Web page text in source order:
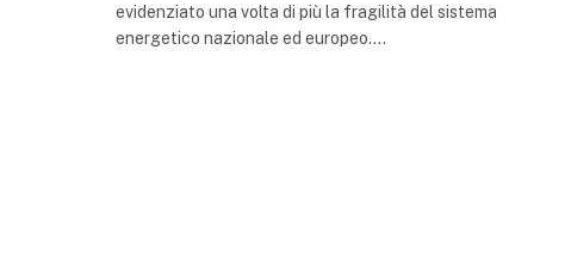
evidenziato una volta di più la fragilità del sistema
energetico nazionale ed europeo.…